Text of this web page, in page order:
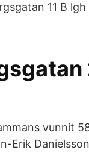
11 B lgh
vunnit
Erik